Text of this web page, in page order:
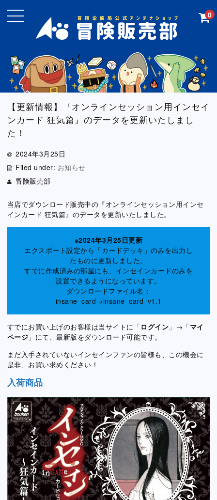
0
【更新情報】『オンラインセッション用インセイ
ンカード 狂気篇』のデータを更新いたしまし
た！
2024年3月25日
Filed under: お知らせ
冒険販売部
当店でダウンロード販売中の『オンラインセッション用インセ
インカード 狂気篇』のデータを更新いたしました。
※2024年3月25日更新
エクスポート設定から「カードデッキ」のみを出力し
たものに更新しました。
すでに作成済みの部屋にも、インセインカードのみを
設置できるようになっています。
ダウンロードファイル名：
insane_card→insane_card_v1.1
すでにお買い上げのお客様は当サイトに「ログイン 」→「マイ
ページ 」にて、最新版をダウンロード可能です。
まだ入手されていないインセインファンの皆様も、この機会に
是非、お買い求めください！
入荷商品